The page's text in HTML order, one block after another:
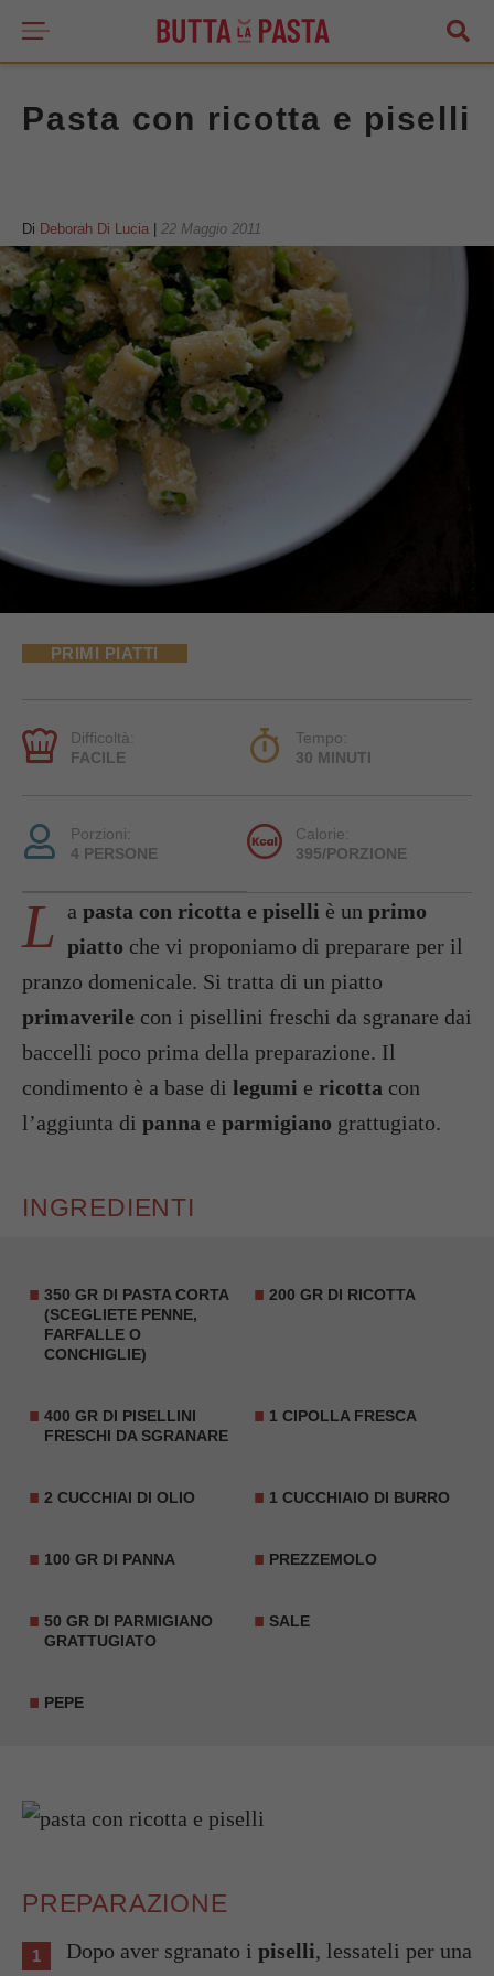
Pasta con ricotta e piselli
Di Deborah Di Lucia 22 Maggio 2011
PRIMI PIATTI
Difficoltà:
FACILE
Tempo:
30 MINUTI
Porzioni:
4 PERSONE
Calorie:
395/PORZIONE
L a pasta con ricotta e piselli è un primo
piatto che vi proponiamo di preparare per il
pranzo domenicale. Si tratta di un piatto
primaverile con i pisellini freschi da sgranare dai
baccelli poco prima della preparazione. Il
condimento è a base di legumi e ricotta con
l’aggiunta di panna e parmigiano grattugiato.
INGREDIENTI
350 GR DI PASTA CORTA
(SCEGLIETE PENNE,
FARFALLE O
CONCHIGLIE)
200 GR DI RICOTTA
400 GR DI PISELLINI
FRESCHI DA SGRANARE
1 CIPOLLA FRESCA
2 CUCCHIAI DI OLIO 1 CUCCHIAIO DI BURRO
100 GR DI PANNA PREZZEMOLO
50 GR DI PARMIGIANO
GRATTUGIATO
SALE
PEPE
PREPARAZIONE
Dopo aver sgranato i piselli, lessateli per una